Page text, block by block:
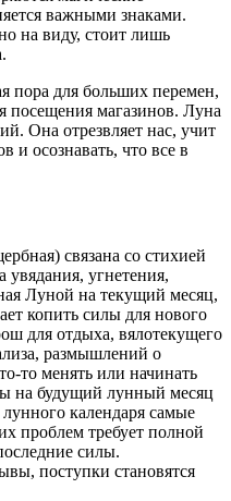
важными знаками.
на виду, стоит лишь
пора для больших перемен,
посещения магазинов. Луна
Она отрезвляет нас, учит
и осознавать, что все в
связана со стихией
угнетения,
Луной на текущий месяц,
копить силы для нового
для отдыха, вялотекущего
размышлений о
то менять или начинать
на будущий лунный месяц
календаря самые
проблем требует полной
силы.
поступки становятся